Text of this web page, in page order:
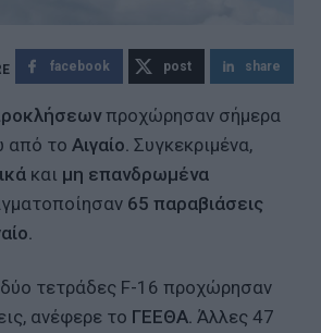
facebook post share
προχώρησαν σήμερα
από το Αιγαίο. Συγκεκριμένα,
και μη επανδρωμένα
65 παραβιάσεις
δύο τετράδες F-16 προχώρησαν
ανέφερε το ΓΕΕΘΑ. Άλλες 47